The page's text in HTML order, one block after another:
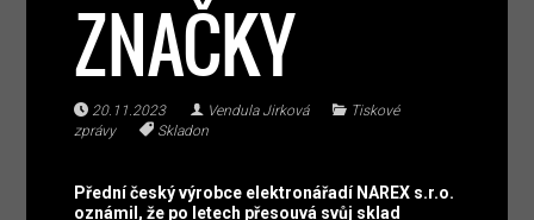
ZNAČKY
20.11.2023 Vendula Jirková
Tiskové
zprávy
Skladon
Přední český výrobce elektronářadí NAREX s.r.o.
oznámil, že po letech přesouvá svůj sklad